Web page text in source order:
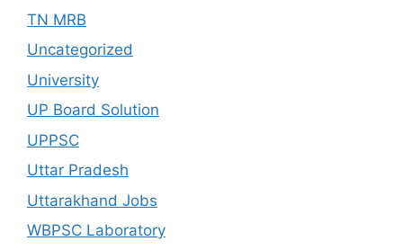
TN MRB
Uncategorized
University
UP Board Solution
UPPSC
Uttar Pradesh
Uttarakhand Jobs
WBPSC Laboratory